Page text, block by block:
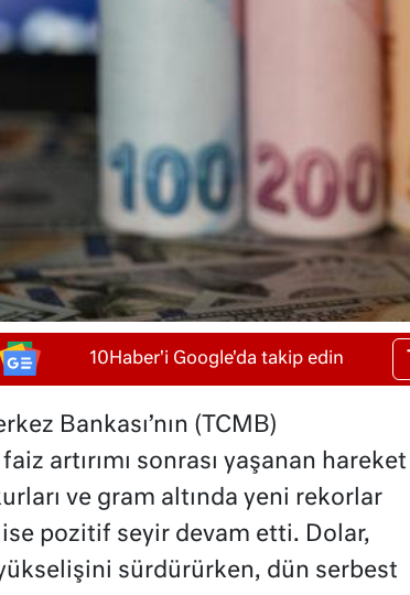
10Haber'i Google'da takip edin
Bankası’nın (TCMB)
artırımı sonrası yaşanan hareket
ve gram altında yeni rekorlar
pozitif seyir devam etti. Dolar,
sürdürürken, dün serbest